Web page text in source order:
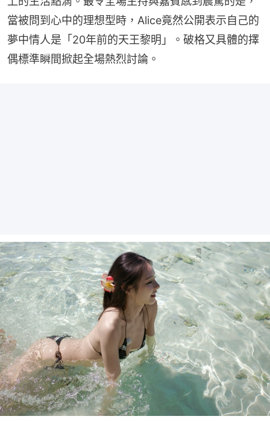
當被問到心中的理想型時，Alice竟然公開表示自己的
夢中情人是「20年前的天王黎明」。破格又具體的擇
偶標準瞬間掀起全場熱烈討論。